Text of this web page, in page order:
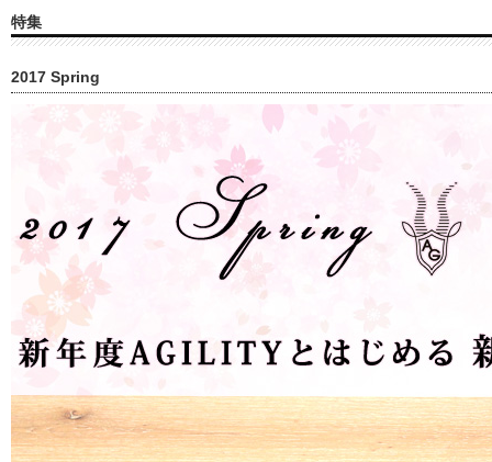
特集
2017 Spring